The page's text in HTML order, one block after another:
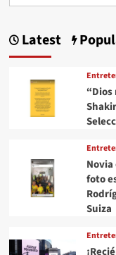
Latest
“Dios
foto
Suiza